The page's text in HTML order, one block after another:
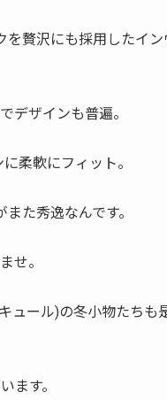
贅沢にも採用したイ
デザインも普遍。
柔軟にフィット。
た秀逸なんです。
せ。
ュール)の冬小物たちも
ます。